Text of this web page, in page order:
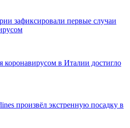
зафиксировали первые случаи
коронавирусом в Италии достигло
произвёл экстренную посадку в